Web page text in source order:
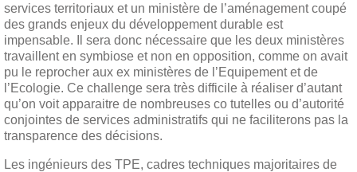
services territoriaux et un ministère de l’aménagement coupé
des grands enjeux du développement durable est
impensable. Il sera donc nécessaire que les deux ministères
travaillent en symbiose et non en opposition, comme on avait
pu le reprocher aux ex ministères de l’Equipement et de
l’Ecologie. Ce challenge sera très difficile à réaliser d’autant
qu’on voit apparaitre de nombreuses co tutelles ou d’autorité
conjointes de services administratifs qui ne faciliterons pas la
transparence des décisions.
Les ingénieurs des TPE, cadres techniques majoritaires de